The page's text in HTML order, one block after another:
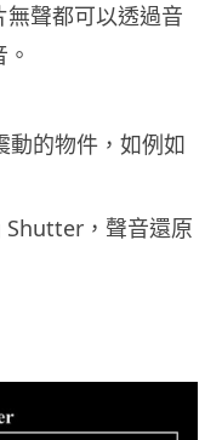
聲都可以透過音
動的物件，如例如
，聲音還原